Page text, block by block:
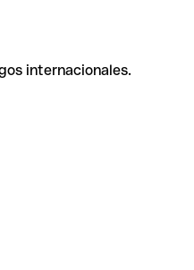
internacionales.